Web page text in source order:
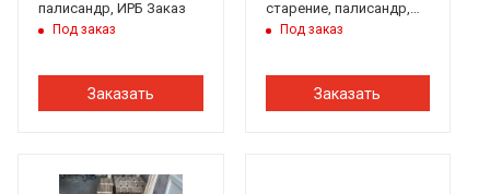
палисандр, ИРБ Заказ
Под заказ
Заказать
старение, палисандр,
ИРБПод заказ
Заказать